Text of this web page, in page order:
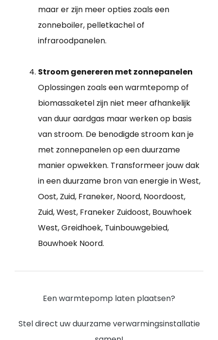
maar er zijn meer opties zoals een
zonneboiler, pelletkachel of
infraroodpanelen.
Stroom genereren met zonnepanelen
Oplossingen zoals een warmtepomp of
biomassaketel zijn niet meer afhankelijk
van duur aardgas maar werken op basis
van stroom. De benodigde stroom kan je
met zonnepanelen op een duurzame
manier opwekken. Transformeer jouw dak
in een duurzame bron van energie in West,
Oost, Zuid, Franeker, Noord, Noordoost,
Zuid, West, Franeker Zuidoost, Bouwhoek
West, Greidhoek, Tuinbouwgebied,
Bouwhoek Noord.
Een warmtepomp laten plaatsen?
Stel direct uw duurzame verwarmingsinstallatie